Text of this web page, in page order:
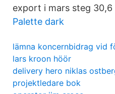
export i mars steg
Palette dark
lämna koncernbidrag vid
lars kroon höör
delivery hero niklas
projektledare bok